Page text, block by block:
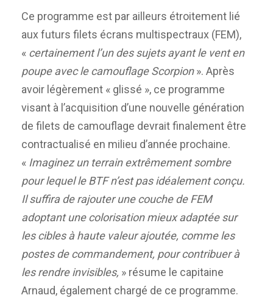
Ce programme est par ailleurs étroitement lié
aux futurs filets écrans multispectraux (FEM),
« certainement l’un des sujets ayant le vent en
poupe avec le camouflage Scorpion». Après
avoir légèrement « glissé », ce programme
visant à l’acquisition d’une nouvelle génération
de filets de camouflage devrait finalement être
contractualisé en milieu d’année prochaine.
« Imaginez un terrain extrêmement sombre
pour lequel le BTF n’est pas idéalement conçu.
Il suffira de rajouter une couche de FEM
adoptant une colorisation mieux adaptée sur
les cibles à haute valeur ajoutée, comme les
postes de commandement, pour contribuer à
les rendre invisibles, » résume le capitaine
Arnaud, également chargé de ce programme.